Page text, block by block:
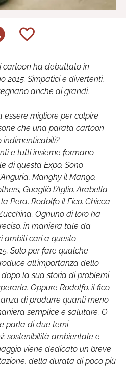
cartoon ha debuttato in
2015. Simpatici e divertenti,
anche ai grandi.
migliore per colpire
che una parata cartoon
indimenticabili?
e tutti insieme formano
di questa Expo. Sono
Manghy il Mango,
Guagliò l’Aglio, Arabella
Pera, Rodolfo il Fico, Chicca
Ognuno di loro ha
in maniera tale da
ambiti cari a questo
Solo per fare qualche
all’importanza dello
la sua storia di problemi
Oppure Rodolfo, il fico
di produrre quanti meno
semplice e salutare. O
parla di due temi
sostenibilità ambientale e
viene dedicato un breve
della durata di poco più